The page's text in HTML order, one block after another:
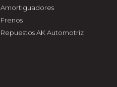
Amortiguadores
Frenos
Repuestos AK Automotriz